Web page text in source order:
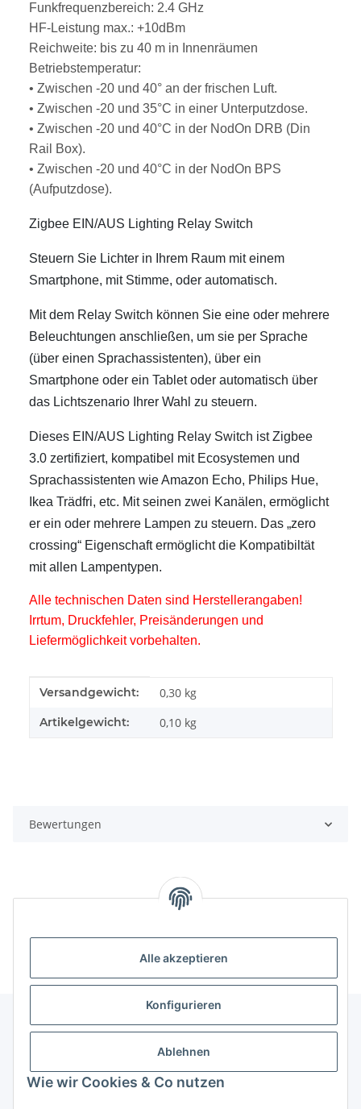
Alle akzeptieren
Konfigurieren
Ablehnen
Wie wir Cookies & Co nutzen
Funkfrequenzbereich: 2.4 GHz
HF-Leistung max.: +10dBm
Reichweite: bis zu 40 m in Innenräumen
Betriebstemperatur:
• Zwischen -20 und 40° an der frischen Luft.
• Zwischen -20 und 35°C in einer Unterputzdose.
• Zwischen -20 und 40°C in der NodOn DRB (Din
Rail Box).
• Zwischen -20 und 40°C in der NodOn BPS
(Aufputzdose).
Zigbee EIN/AUS Lighting Relay Switch
Steuern Sie Lichter in Ihrem Raum mit einem
Smartphone, mit Stimme, oder automatisch.
Mit dem Relay Switch können Sie eine oder mehrere
Beleuchtungen anschließen, um sie per Sprache
(über einen Sprachassistenten), über ein
Smartphone oder ein Tablet oder automatisch über
das Lichtszenario Ihrer Wahl zu steuern.
Dieses EIN/AUS Lighting Relay Switch ist Zigbee
3.0 zertifiziert, kompatibel mit Ecosystemen und
Sprachassistenten wie Amazon Echo, Philips Hue,
Ikea Trädfri, etc. Mit seinen zwei Kanälen, ermöglicht
er ein oder mehrere Lampen zu steuern. Das „zero
crossing“ Eigenschaft ermöglicht die Kompatibiltät
mit allen Lampentypen.
Alle technischen Daten sind Herstellerangaben!
Irrtum, Druckfehler, Preisänderungen und
Liefermöglichkeit vorbehalten.
Produkteigenschaft
Wert
Versandgewicht: 0,30 kg
Artikelgewicht: 0,10 kg
Bewertungen